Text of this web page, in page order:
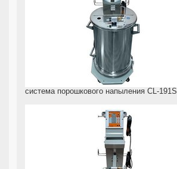
система порошкового напыления CL-191S